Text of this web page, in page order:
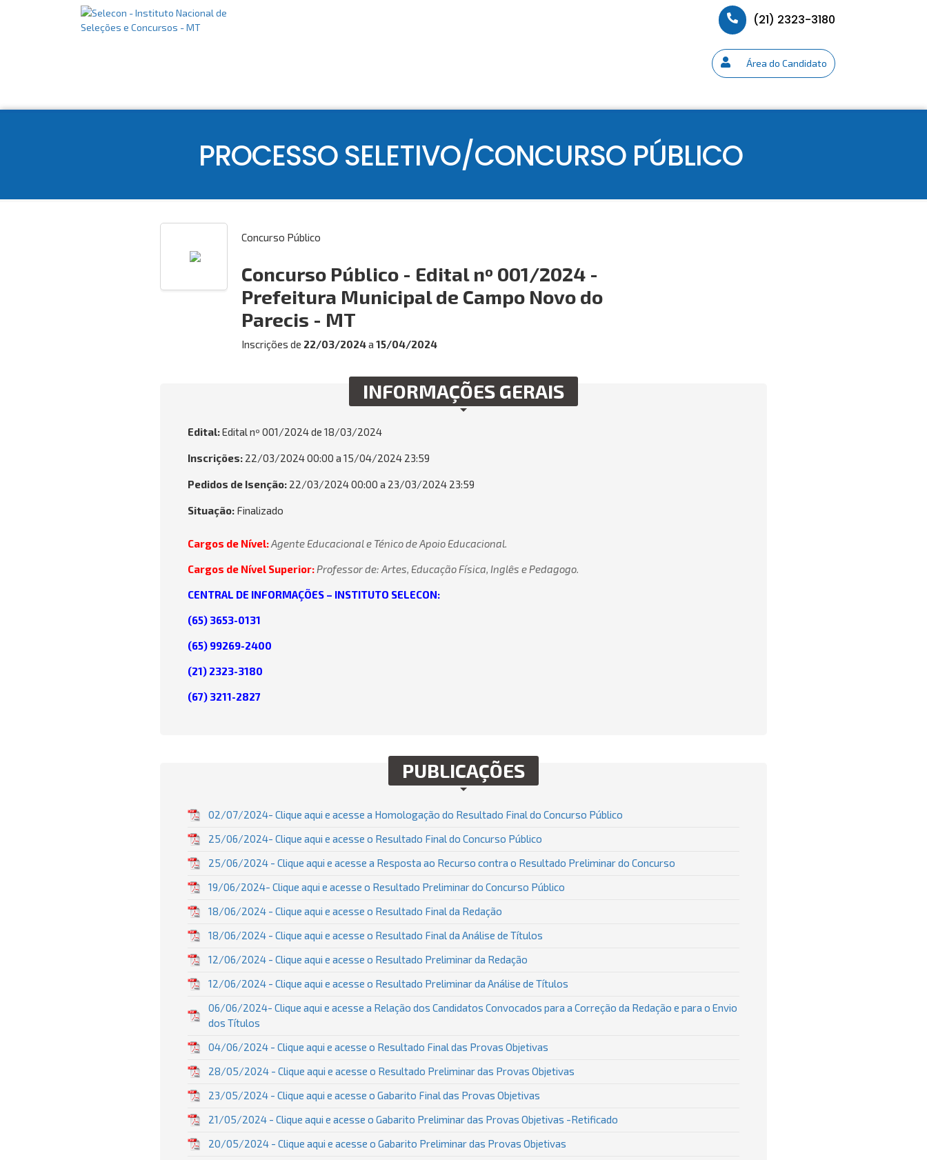
(21) 2323-3180
Área do Candidato
PROCESSO SELETIVO/CONCURSO PÚBLICO
Concurso Público
Concurso Público - Edital nº 001/2024 -
Prefeitura Municipal de Campo Novo do
Parecis - MT
Inscrições de 22/03/2024a 15/04/2024
INFORMAÇÕES GERAIS
Edital:Edital nº 001/2024 de 18/03/2024
Inscrições: 22/03/2024 00:00 a 15/04/2024 23:59
Pedidos de Isenção: 22/03/2024 00:00 a 23/03/2024 23:59
Situação: Finalizado
Cargos de Nível:Agente Educacional e Ténico de Apoio Educacional.
Cargos de Nível Superior: Professor de: Artes, Educação Física, Inglês e Pedagogo.
CENTRAL DE INFORMAÇÕES – INSTITUTO SELECON:
(65) 3653-0131
(65) 99269-2400
(21) 2323-3180
(67) 3211-2827
PUBLICAÇÕES
02/07/2024- Clique aqui e acesse a Homologação do Resultado Final do Concurso Público
25/06/2024- Clique aqui e acesse o Resultado Final do Concurso Público
25/06/2024 - Clique aqui e acesse a Resposta ao Recurso contra o Resultado Preliminar do Concurso
19/06/2024- Clique aqui e acesse o Resultado Preliminar do Concurso Público
18/06/2024 - Clique aqui e acesse o Resultado Final da Redação
18/06/2024 - Clique aqui e acesse o Resultado Final da Análise de Títulos
12/06/2024 - Clique aqui e acesse o Resultado Preliminar da Redação
12/06/2024 - Clique aqui e acesse o Resultado Preliminar da Análise de Títulos
06/06/2024- Clique aqui e acesse a Relação dos Candidatos Convocados para a Correção da Redação e para o Envio
dos Títulos
04/06/2024 - Clique aqui e acesse o Resultado Final das Provas Objetivas
28/05/2024 - Clique aqui e acesse o Resultado Preliminar das Provas Objetivas
23/05/2024 - Clique aqui e acesse o Gabarito Final das Provas Objetivas
21/05/2024 - Clique aqui e acesse o Gabarito Preliminar das Provas Objetivas -Retificado
20/05/2024 - Clique aqui e acesse o Gabarito Preliminar das Provas Objetivas